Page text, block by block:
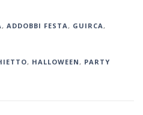
, ADDOBBI FESTA, GUIRCA,
, HALLOWEEN, PARTY